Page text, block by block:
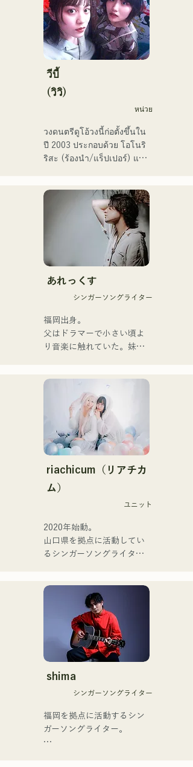
แสดงในศึกเพลงแดงและขาว
พวกเขามียอดวิวบนโซเชียลมี
เดียมากกว่า 3.5 ล้านครั้ง
และมีผู้ติดตามมากกว่า
119,000 คน!
นอกจากนี้ พวกเขายังได้รับ
เลือกให้ร้องเพลงธีมการ
แข่งขันเบสบอลระดับมัธยม
ปลาย All Japan ครั้งที่ 106
ในปี 2024 โดยเป็นตัวแทน
ของ J:COM ฟุกุโอกะ คุมาโม
โตะ และชิโมโนเซกิ ทำให้
พวกเขาเป็นวงที่น่าจับตามอง
วีบี้
(วิวิ)
หน่วย
วงดนตรีดูโอ้วงนี้ก่อตั้งขึ้นใน
ปี 2003 ประกอบด้วย โอโนริ
ริสะ (ร้องนำ/แร็ปเปอร์) และ
ข้อความที่ตรงไปตรงมาแต่
ทรงพลังเข้ากับมุมมองโลกที่
อ่อนโยน และเสียงร้องที่
อบอุ่นแต่ทรงพลัง ซึ่งสามารถ
สัมผัสหัวใจของผู้ฟังได้อย่าง
นุ่มนวล
แรก "Zatsuni Tamede" เมื่อ
วันที่ 23 มกราคม 2025
พวกเขานำเสนอเพลงใน
เรียงแบบวงดนตรี
พวกเขาได้รับการสนับสนุน
ในการบันทึกเสียงและการ
แสดงสดโดย โชโย
(คีย์บอร์ด/กีตาร์) จาก
Zigzaguzu, ไทเซ (กลอง)
อดีตสมาชิกวง meow, ยูยะ ซู
เอฮิโร (กีตาร์) จาก the
perfect me และ เอส0. (แบนั
[ซิงเกิลใหม่]
เพลงใหม่ของพวกเขา "The
จำหน่ายในวันที่ 25 มิถุนายน
あれっくす
シンガーソングライター
福岡出身。
父はドラマーで小さい頃よ
り音楽に触れていた。妹
家族で音楽を楽しむミュー
ジックファミリー。
10代後半にアメリカへ4年
半留学。
現在はLOVE FMの"music
×serendipity"でラジオDJを
務める。
デルやタレントとしても活
躍中。世界的有名なオーデ
ゴットタレント」で日本人
の芸人史上初のゴールデン
ブザーを獲得し、その後ス
もゴールデンブザーを獲得
した、ノボせもんなべの応
援歌「ゴールデンブザー」
や、アメリカ留学時代の心
友とコライトした本格的カ
ントリーソング「Life Goes
それらの楽曲を揃えた自身
初のフルアルバム「ONE
2025.12.31にリリースし、
iTunesカントリーアルバム
riachicum（リアチカ
ム）
ユニット
2020年始動。
山口県を拠点に活動してい
るシンガーソングライター
ユニット
コロナ禍に入り、音楽で山
口県を盛り上げたいという
思いからユニットを始動。
当初は動画配信サイトでの
活動のみだったが、2020年
12月より、山口県の地元イ
地元音楽イベントやライブ
ハウスを中心にパフォーマ
ンスをしている。
shima
シンガーソングライター
福岡を拠点に活動するシン
ガーソングライター。